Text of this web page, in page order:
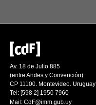
Av. 18 de Julio 885
(entre Andes y Convención)
CP 11100. Montevideo. Uruguay
Tel: [598 2] 1950 7960
Mail: CdF@imm.gub.uy